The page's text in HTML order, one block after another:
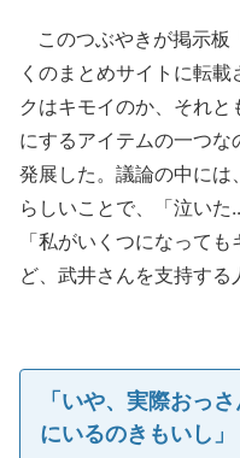
このつぶやきが掲示板
くのまとめサイトに転
クはキモイのか、それ
にするアイテムの一つ
発展した。議論の中に
らしいことで、「泣いた
「私がいくつになって
ど、武井さんを支持する
「いや、実際おっ
にいるのきもいし」